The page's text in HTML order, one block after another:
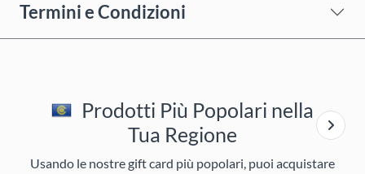
Termini e Condizioni
Prodotti Più Popolari nella
Tua Regione
Usando le nostre gift card più popolari, puoi acquistare